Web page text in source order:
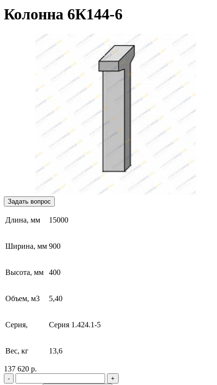
Колонна 6К144-6
Задать вопрос
Длина, мм 15000
Ширина, мм 900
Высота, мм 400
Объем, м3 5,40
Серия, Серия 1.424.1-5
Вес, кг 13,6
137 620 р.
- +